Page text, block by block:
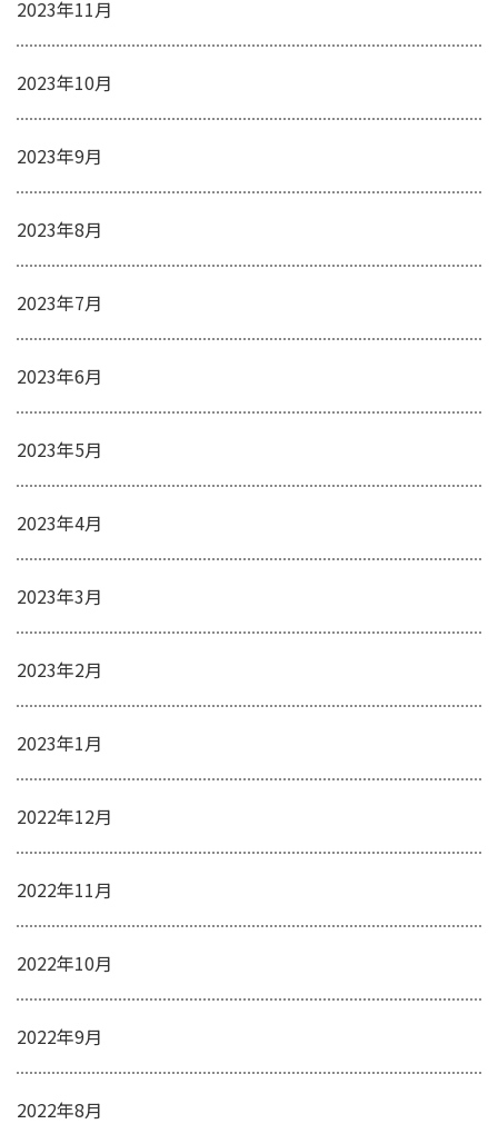
2023年11月
2023年10月
2023年9月
2023年8月
2023年7月
2023年6月
2023年5月
2023年4月
2023年3月
2023年2月
2023年1月
2022年12月
2022年11月
2022年10月
2022年9月
2022年8月